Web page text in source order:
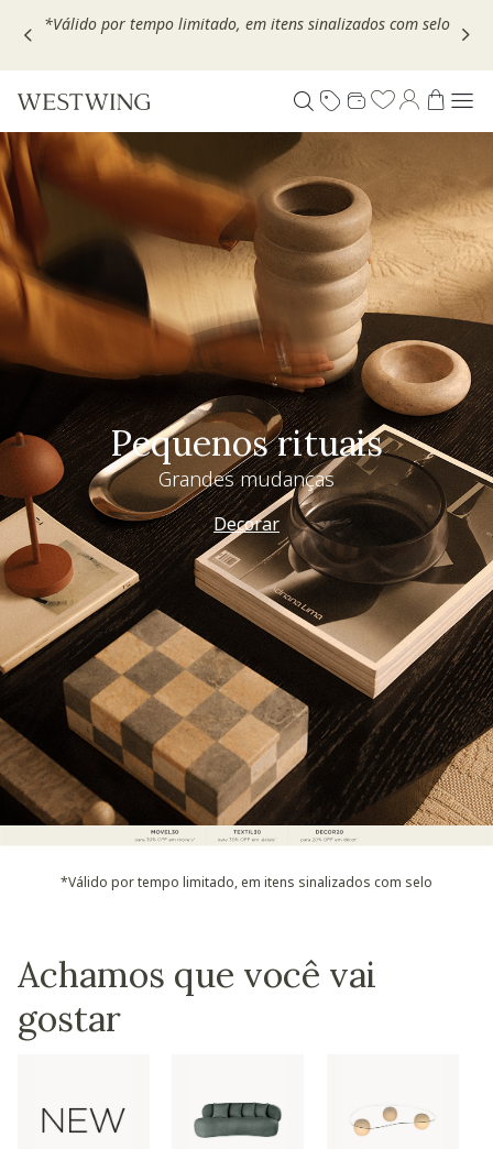
Escolha seu VOUCHER e ganhe até 30% OFF*: useMOVEL30,
Pequenos rituais
Grandes mudanças
Decorar
*Válido por tempo limitado, em itens sinalizados com selo
Achamos que você vai
gostar